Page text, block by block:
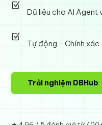
Z
Dữ liệu cho AI Agent
Z
Tự động - Chính
Trải nghiệm DBHub